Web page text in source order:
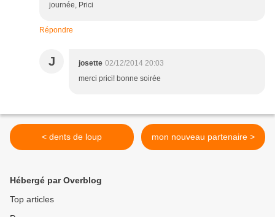
journée, Prici
Répondre
J josette 02/12/2014 20:03
merci prici! bonne soirée
< dents de loup mon nouveau partenaire >
Hébergé par Overblog
Top articles